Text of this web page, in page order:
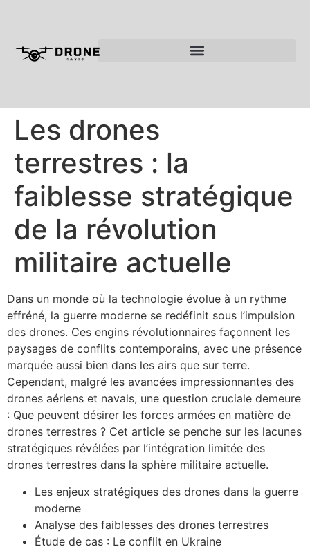
Les drones
terrestres : la
faiblesse stratégique
de la révolution
militaire actuelle
Dans un monde où la technologie évolue à un rythme
effréné, la guerre moderne se redéfinit sous l’impulsion
des drones. Ces engins révolutionnaires façonnent les
paysages de conflits contemporains, avec une présence
marquée aussi bien dans les airs que sur terre.
Cependant, malgré les avancées impressionnantes des
drones aériens et navals, une question cruciale demeure
: Que peuvent désirer les forces armées en matière de
drones terrestres ? Cet article se penche sur les lacunes
stratégiques révélées par l’intégration limitée des
drones terrestres dans la sphère militaire actuelle.
Les enjeux stratégiques des drones dans la guerre
moderne
Analyse des faiblesses des drones terrestres
Étude de cas : Le conflit en Ukraine